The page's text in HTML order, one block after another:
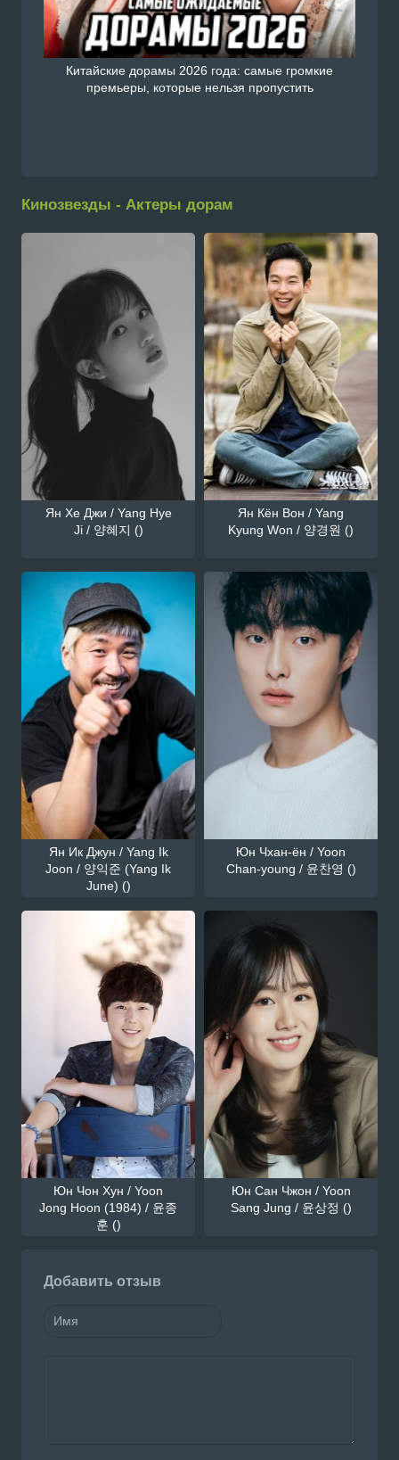
Китайские дорамы 2026 года: самые громкие
премьеры, которые нельзя пропустить
Кинозвезды - Актеры дорам
Ян Хе Джи / Yang Hye
Ji / 양혜지 ()
Ян Кён Вон / Yang
Kyung Won / 양경원 ()
Ян Ик Джун / Yang Ik
Joon / 양익준 (Yang Ik
June) ()
Юн Чхан-ён / Yoon
Chan-young / 윤찬영 ()
Юн Чон Хун / Yoon
Jong Hoon (1984) / 윤종
훈 ()
Юн Сан Чжон / Yoon
Sang Jung / 윤상정 ()
Добавить отзыв